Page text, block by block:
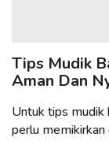
Tips Mudik
Aman Dan
Untuk tips mudik
perlu